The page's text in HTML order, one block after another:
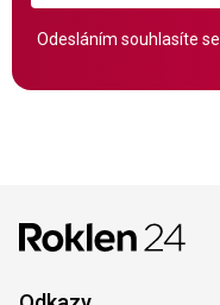
Odesláním souhlasíte se